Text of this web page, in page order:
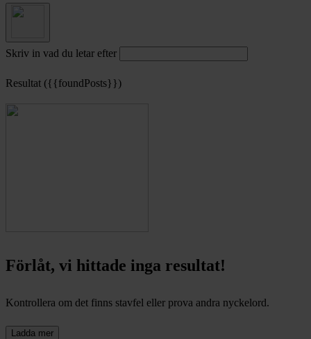
Skriv in vad du letar efter
Resultat ({{foundPosts}})
Förlåt, vi hittade inga resultat!
Kontrollera om det finns stavfel eller prova andra nyckelord.
Ladda mer